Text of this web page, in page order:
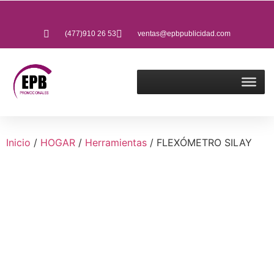
(477)910 26 53 ventas@epbpublicidad.com
Inicio / HOGAR / Herramientas / FLEXÓMETRO SILAY